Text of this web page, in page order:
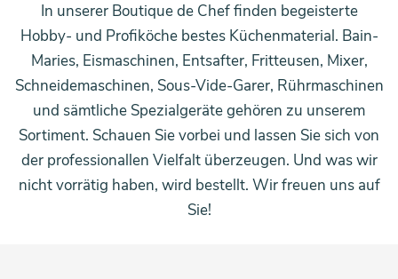
In unserer Boutique de Chef finden begeisterte
Hobby- und Profiköche bestes Küchenmaterial. Bain-
Maries, Eismaschinen, Entsafter, Fritteusen, Mixer,
Schneidemaschinen, Sous-Vide-Garer, Rührmaschinen
und sämtliche Spezialgeräte gehören zu unserem
Sortiment. Schauen Sie vorbei und lassen Sie sich von
der professionallen Vielfalt überzeugen. Und was wir
nicht vorrätig haben, wird bestellt. Wir freuen uns auf
Sie!